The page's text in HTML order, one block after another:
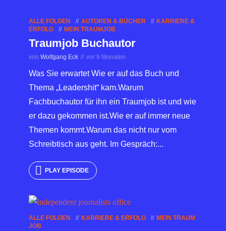
ALLE FOLGEN AUTOREN & BÜCHER
KARRIERE &
ERFOLG
MEIN TRAUMJOB
Traumjob Buchautor
von Wolfgang Eck vor 9 Monaten
Was Sie erwartet Wie er auf das Buch und
Thema „Leadershit“ kam.Warum
Fachbuchautor für ihn ein Traumjob ist und wie
er dazu gekommen ist.Wie er auf immer neue
Themen kommt.Warum das nicht nur vom
Schreibtisch aus geht. Im Gespräch:...
PLAY EPISODE
ALLE FOLGEN KARRIERE & ERFOLG
MEIN TRAUM
JOB